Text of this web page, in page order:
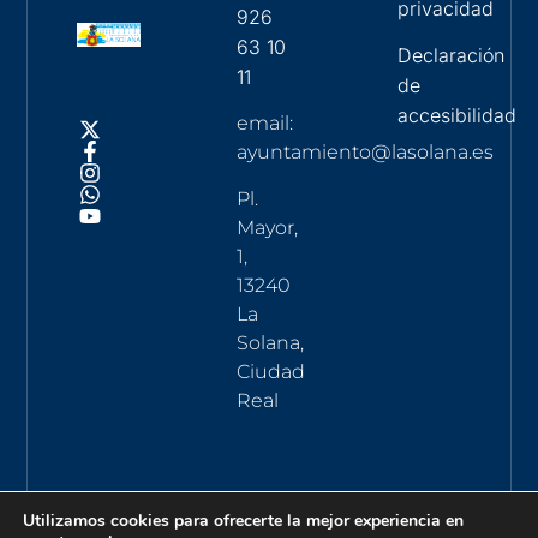
926
63 10
11
email:
ayuntamiento@lasolana.es
Pl.
Mayor,
1,
13240
La
Solana,
Ciudad
Real
privacidad
Declaración
de
accesibilidad
Utilizamos cookies para ofrecerte la mejor experiencia en